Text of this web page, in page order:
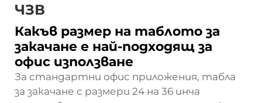
ЧЗВ
Какъв размер на таблото за
закачане е най-подходящ за
офис използване
За стандартни офис приложения, табла
за закачане с размери 24 на 36 инча